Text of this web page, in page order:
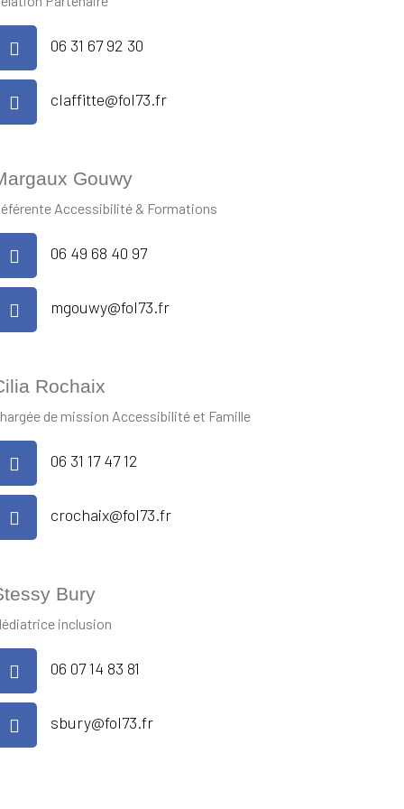
06 31 67 92 30
claffitte@fol73.fr
Gouwy
Accessibilité & Formations
06 49 68 40 97
mgouwy@fol73.fr
Rochaix
de mission Accessibilité et Famille
06 31 17 47 12
crochaix@fol73.fr
Bury
inclusion
06 07 14 83 81
sbury@fol73.fr